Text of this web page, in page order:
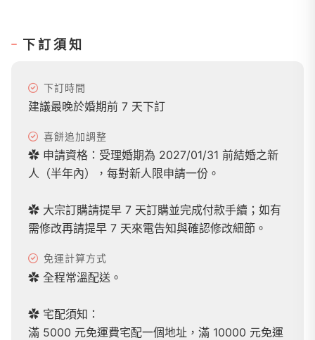
下訂須知
下訂時間
建議最晚於婚期前 7 天下訂
喜餅追加調整
✿ 申請資格：受理婚期為 2027/01/31 前結婚之新
人（半年內），每對新人限申請一份。
✿ 大宗訂購請提早 7 天訂購並完成付款手續；如有
需修改再請提早 7 天來電告知與確認修改細節。
免運計算方式
✿ 全程常溫配送。
✿ 宅配須知：
滿 5000 元免運費宅配一個地址，滿 10000 元免運